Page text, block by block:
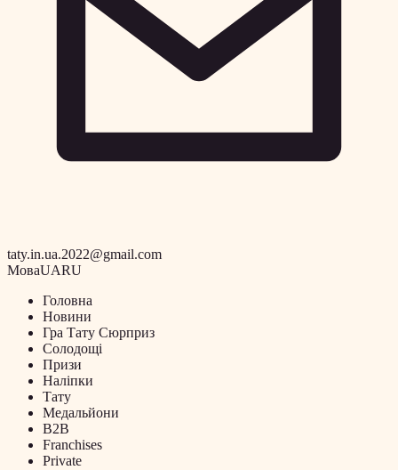
taty.in.ua.2022@gmail.com
МоваUARU
Головна
Новини
Гра Тату Сюрприз
Солодощі
Призи
Наліпки
Тату
Медальйони
B2B
Franchises
Private